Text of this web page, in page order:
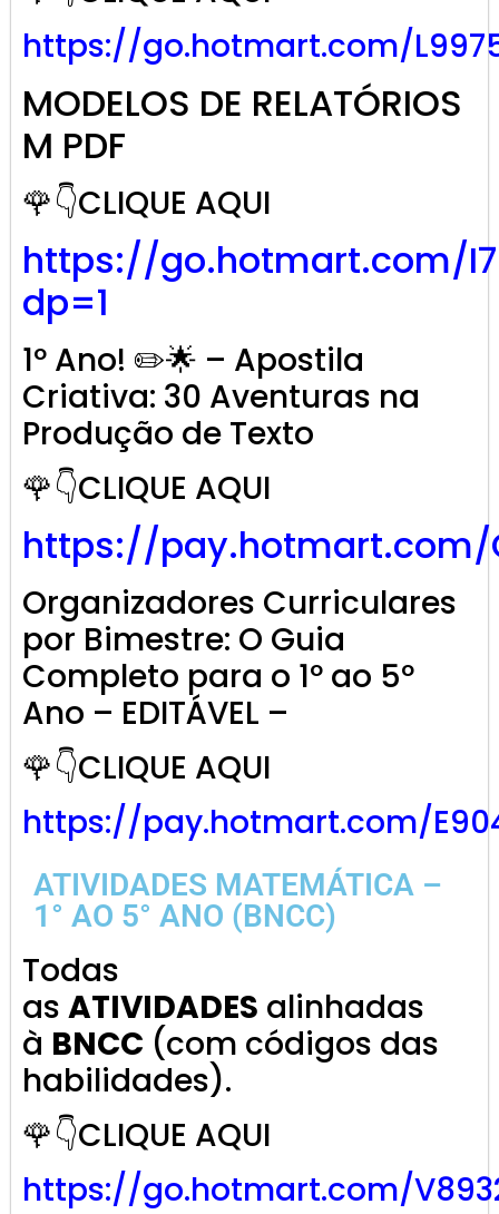
https://go.hotmart.com/
MODELOS DE RELATÓRIOS
M PDF
🌹👇CLIQUE AQUI
https://go.hotmart.com/
dp=1
1º Ano! ✏️🌟 – Apostila
Criativa: 30 Aventuras na
Produção de Texto
🌹👇CLIQUE AQUI
https://pay.hotmart.com/
Organizadores Curriculares
por Bimestre: O Guia
Completo para o 1º ao 5º
Ano – EDITÁVEL –
🌹👇CLIQUE AQUI
https://pay.hotmart.com/
ATIVIDADES MATEMÁTICA –
1° AO 5° ANO (BNCC)
Todas
as ATIVIDADES alinhadas
à BNCC (com códigos das
habilidades).
🌹👇CLIQUE AQUI
https://go.hotmart.com/